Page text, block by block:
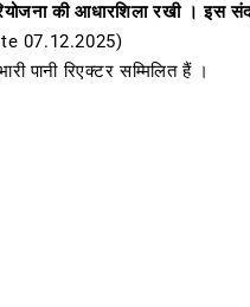
की आधारशिला रखी । इस
07.12.2025)
पानी रिएक्टर सम्मिलित हैं ।